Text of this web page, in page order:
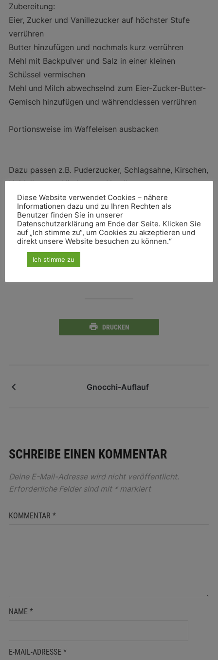
Zubereitung:
Eier, Zucker und Vanillezucker auf höchster Stufe
verrühren
Butter hinzufügen und nochmals kurz verrühren
Mehl mit Backpulver und Salz in einer kleinen
Schüssel vermischen
Mehl und Milch abwechselnd zum Eier-Zucker-Butter-
Gemisch hinzufügen und währenddessen verrühren
Portionsweise im Waffeleisen ausbacken
Dazu passen z.B. Puderzucker, Schlagsahne, Kirschen,
Heidelbeeren, Himbeeren, Nutella
DRUCKEN
Gnocchi-Auflauf
SCHREIBE EINEN KOMMENTAR
Deine E-Mail-Adresse wird nicht veröffentlicht.
Erforderliche Felder sind mit *markiert
KOMMENTAR *
NAME *
E-MAIL-ADRESSE *
Diese Website verwendet Cookies – nähere
Informationen dazu und zu Ihren Rechten als
Benutzer finden Sie in unserer
Datenschutzerklärung am Ende der Seite. Klicken Sie
auf „Ich stimme zu“, um Cookies zu akzeptieren und
direkt unsere Website besuchen zu können.“
Ich stimme zu